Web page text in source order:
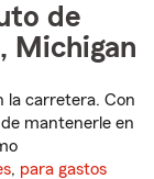
de
Michigan
la carretera. Con
mantenerle en
, para gastos